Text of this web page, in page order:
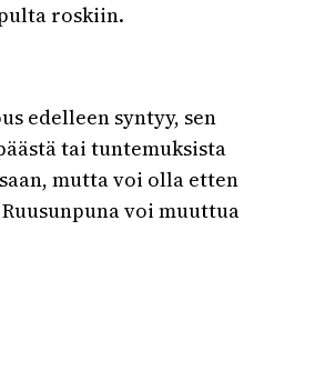
roskiin.
edelleen syntyy, sen
tai tuntemuksista
mutta voi olla etten
voi muuttua